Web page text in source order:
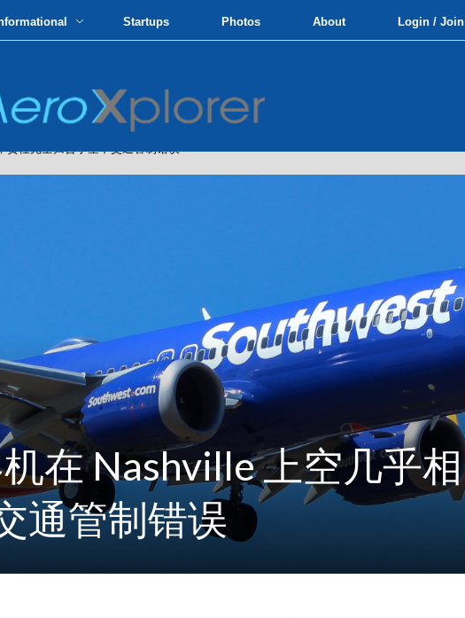
Startups Photos About Login / Join
在 Nashville 上空几乎相
通管制错误